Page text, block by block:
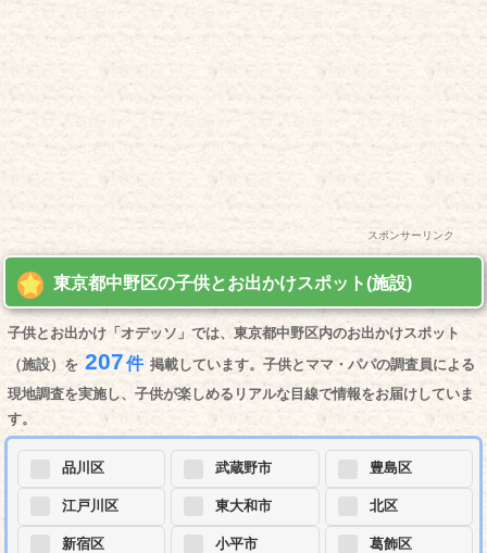
スポンサーリンク
東京都中野区の子供とお出かけスポット(施設)
子供とお出かけ「オデッソ」では、東京都中野区内のお出かけスポット
（施設）を 207件 掲載しています。子供とママ・パパの調査員による
現地調査を実施し、子供が楽しめるリアルな目線で情報をお届けしていま
す。
品川区
江戸川区
新宿区
武蔵野市
東大和市
小平市
豊島区
北区
葛飾区